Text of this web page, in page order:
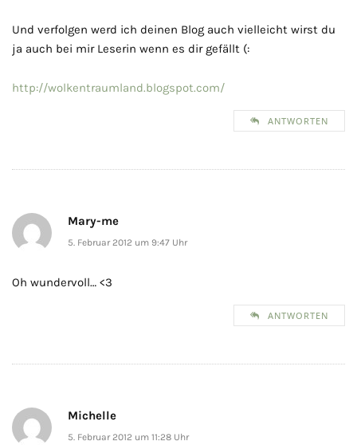
Und verfolgen werd ich deinen Blog auch vielleicht wirst du
ja auch bei mir Leserin wenn es dir gefällt (:
http://wolkentraumland.blogspot.com/
ANTWORTEN
Mary-me
5. Februar 2012 um 9:47 Uhr
Oh wundervoll… <3
ANTWORTEN
Michelle
5. Februar 2012 um 11:28 Uhr